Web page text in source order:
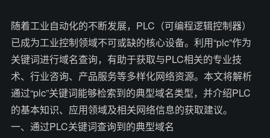
随着工业自动化的不断发展，PLC（可编程逻辑控制器）
已成为工业控制领域不可或缺的核心设备。利用“plc”作为
关键词进行域名查询，有助于获取与PLC相关的专业技
术、行业咨询、产品服务等多样化网络资源。本文将解析
通过“plc”关键词能够检索到的典型域名类型，并介绍PLC
的基本知识、应用领域及相关网络信息的获取建议。
一、通过PLC关键词查询到的典型域名